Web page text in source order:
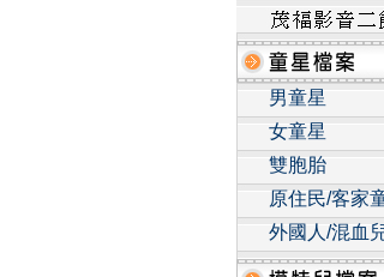
男童星
女童星
雙胞胎
原住民/客家
外國人/混血